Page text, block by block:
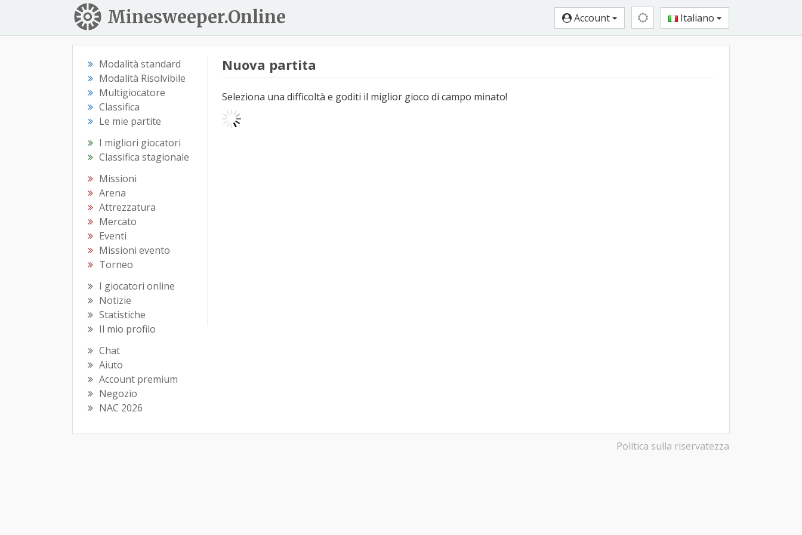
Minesweeper.Online Account Italiano
Modalità standard
Modalità Risolvibile
Multigiocatore
Classifica
Le mie partite
I migliori giocatori
Classifica stagionale
Missioni
Arena
Attrezzatura
Mercato
Eventi
Missioni evento
Torneo
I giocatori online
Notizie
Statistiche
Il mio profilo
Chat
Aiuto
Account premium
Negozio
NAC 2026
Nuova partita
Seleziona una difficoltà e goditi il miglior gioco di campo minato!
Politica sulla riservatezza